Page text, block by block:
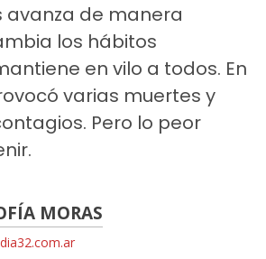
avanza de manera
los hábitos
en vilo a todos. En
varias muertes y
Pero lo peor
MORAS